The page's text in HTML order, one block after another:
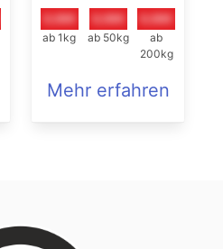
0,00€
ab 1kg
0,00€
ab 50kg
0,00€
ab
200kg
Mehr erfahren